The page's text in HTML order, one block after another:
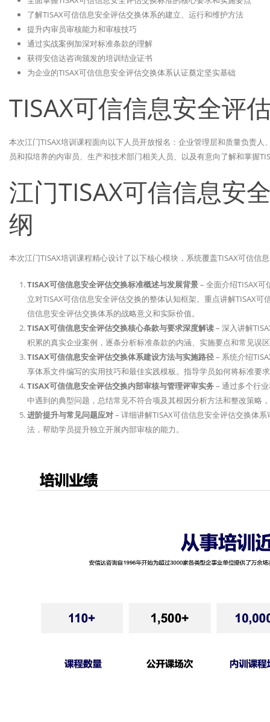
了解TISAX可信信息安全评估交换体系的建立、运行和维护方法
提升内审员审核能力和审核技巧
通过实战案例加深对标准条款的理解
获得安信达咨询颁发的培训结业证书
为企业的TISAX可信信息安全评估交换体系认证奠定坚实基础
TISAX可信信息安全评
本次江门TISAX培训课程面向以下人员开放报名：企业管理层和质量负责
员和拟培养的内审员、生产和技术部门相关人员、以及有意向了解和掌握
江门TISAX可信信息安
纲
本次江门TISAX培训课程精心设计了以下核心模块，系统覆盖TISAX可信信
TISAX可信信息安全评估交换标准概述与发展背景– 全面介绍TISAX
立对TISAX可信信息安全评估交换的整体认知框架。重点讲解TISAX
信信息安全评估交换体系的战略意义和实际价值。
TISAX可信信息安全评估交换核心条款与要求深度解读– 深入讲解
积累的真实企业案例，逐条分析标准条款的内涵、实施要点和常见误
TISAX可信信息安全评估交换体系建设方法与实施路径– 系统介绍
享体系文件编写的实用技巧和最佳实践模板。指导学员如何将标准要
TISAX可信信息安全评估交换内部审核与管理评审实务– 通过多个行
中遇到的典型问题，总结常见不符合项及其根因分析方法和整改策略
进阶提升与常见问题应对– 详细讲解TISAX可信信息安全评估交换体
法，帮助学员提升独立开展内部审核的能力。